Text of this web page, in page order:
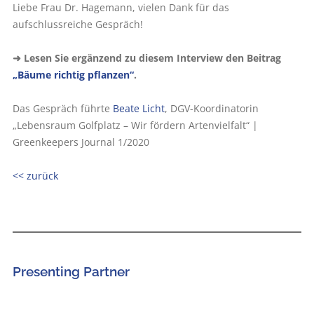
Liebe Frau Dr. Hagemann, vielen Dank für das
aufschlussreiche Gespräch!
➜ Lesen Sie ergänzend zu diesem Interview den Beitrag
„Bäume richtig pflanzen“.
Das Gespräch führte Beate Licht, DGV-Koordinatorin
„Lebensraum Golfplatz – Wir fördern Artenvielfalt“ |
Greenkeepers Journal 1/2020
<< zurück
Presenting Partner